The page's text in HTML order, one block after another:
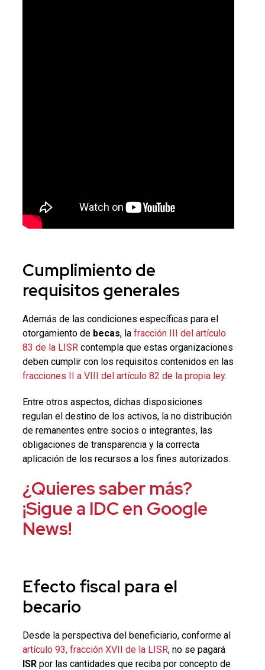
Cumplimiento de
requisitos generales
Además de las condiciones específicas para el
otorgamiento de becas, la fracción III del artículo
83 de la LISR contempla que estas organizaciones
deben cumplir con los requisitos contenidos en las
fracciones II a VIII del artículo 82 de la propia ley.
Entre otros aspectos, dichas disposiciones
regulan el destino de los activos, la no distribución
de remanentes entre socios o integrantes, las
obligaciones de transparencia y la correcta
aplicación de los recursos a los fines autorizados.
¿Quieres saber más?
¡Sigue a IDC en Google
News!
Efecto fiscal para el
becario
Desde la perspectiva del beneficiario, conforme al
artículo 93, fracción XVII de la LISR, no se pagará
ISRpor las cantidades que reciba por concepto de